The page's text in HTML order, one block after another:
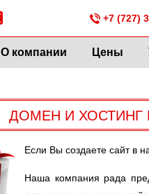
+7 (727)
О компании Цены
ДОМЕН И ХОСТИНГ
Если Вы создаете сайт в
Наша компания рада